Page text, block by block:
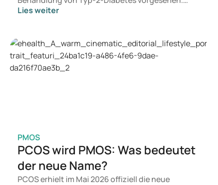
Wenn Sie eine Therapie zur Gewichtskontrolle
Sie geeignet ist, entscheidet ein Arzt auf
Grundlage Ihrer Gesundheit, Ihres BMI und Ihres
Medikamentenkonsums.
Lies weiter
PMOS
PCOS wird PMOS: Was bedeutet
der neue Name?
PCOS erhielt im Mai 2026 offiziell die neue